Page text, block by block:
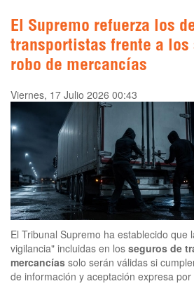
El Supremo refuerza los
transportistas frente a los
robo de mercancías
Viernes, 17 Julio 2026 00:43
El Tribunal Supremo ha establecido que
vigilancia" incluidas en los seguros de
mercancías solo serán válidas si
de información y aceptación expresa